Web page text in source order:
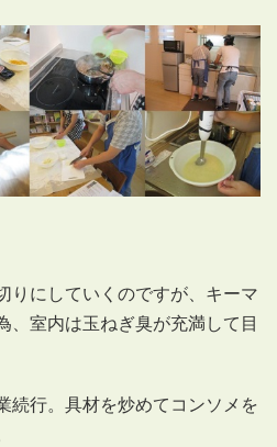
りにしていくのですが、キーマ
、室内は玉ねぎ臭が充満して目
続行。具材を炒めてコンソメを